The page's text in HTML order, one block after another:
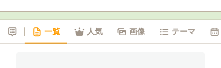
一覧 人気 画像 テーマ